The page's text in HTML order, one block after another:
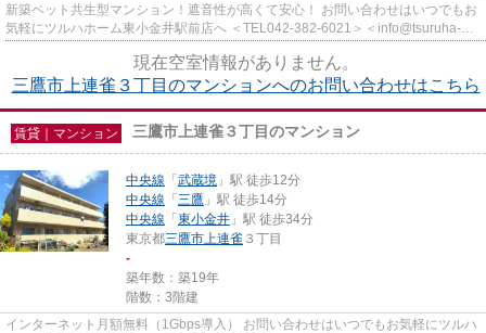
新築ペット共生型マンション！遮音性が高くて安心！ お問い合わせはいつでもお
気軽にツルハホーム東小金井駅前店へ ＜TEL042-382-6021＞＜info@tsuruha-
現在空室情報がありません。
三鷹市上連雀３丁目のマンションへのお問い合わせはこちら
賃貸｜マンション 三鷹市上連雀３丁目のマンション
中央線 「 武蔵境 」駅 徒歩12分
中央線 「 三鷹 」駅 徒歩14分
中央線 「 東小金井 」駅 徒歩34分
東京都三鷹市上連雀 ３丁目
-
築年数：築19年
階数：3階建
インターネット月額無料（1Gbps導入） お問い合わせはいつでもお気軽にツルハ